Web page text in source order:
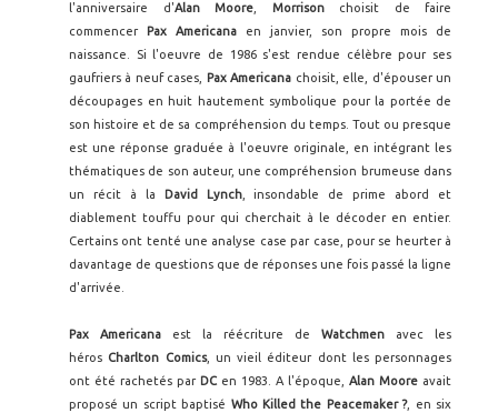
l'anniversaire d'Alan Moore Morrisonchoisit de faire
commencer
Pax Americana en janvier, son propre mois de
naissance. Si l'oeuvre de 1986 s'est rendue célèbre pour ses
gaufriers à neuf cases,
Pax Americana choisit, elle, d'épouser un
découpages en huit hautement symbolique pour la portée de
son histoire et de sa compréhension du temps. Tout ou presque
est une réponse graduée à l'oeuvre originale, en intégrant les
thématiques de son auteur, une compréhension brumeuse dans
un récit à la
David Lynch, insondable de prime abord et
diablement touffu pour qui cherchait à le décoder en entier.
Certains ont tenté une analyse case par case, pour se heurter à
davantage de questions que de réponses une fois passé la ligne
d'arrivée.
Pax Americana est la réécriture de Watchmen avec les
héros Charlton Comics, un vieil éditeur dont les personnages
ont été rachetés par DC en 1983. A l'époque, Alan Moore avait
proposé un script baptisé Who Killed the Peacemaker ?, en six